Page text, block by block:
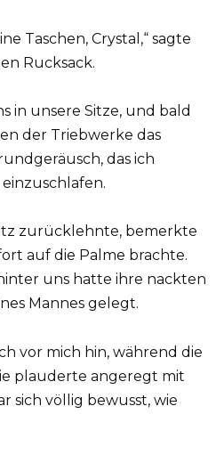
Taschen, Crystal,“ sagte
Rucksack.
in unsere Sitze, und bald
der Triebwerke das
das ich
zurücklehnte, bemerkte
auf die Palme brachte.
uns hatte ihre nackten
Mannes gelegt.
vor mich hin, während die
plauderte angeregt mit
sich völlig bewusst, wie